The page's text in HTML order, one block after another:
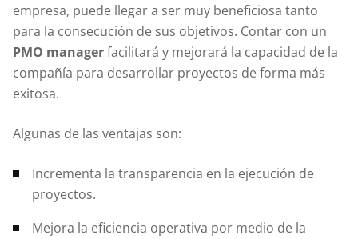
empresa, puede llegar a ser muy beneficiosa tanto
para la consecución de sus objetivos. Contar con un
PMO managerfacilitará y mejorará la capacidad de la
compañía para desarrollar proyectos de forma más
exitosa.
Algunas de las ventajas son:
Incrementa la transparencia en la ejecución de
proyectos.
Mejora la eficiencia operativa por medio de la